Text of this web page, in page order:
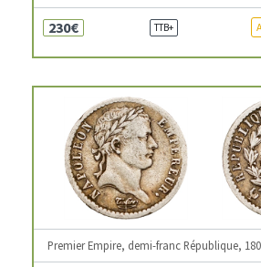
230€ TTB+
Premier Empire, demi-franc République,